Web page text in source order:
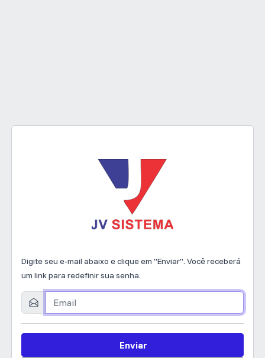
Digite seu e-mail abaixo e clique em "Enviar". Você receberá
um link para redefinir sua senha.
Enviar